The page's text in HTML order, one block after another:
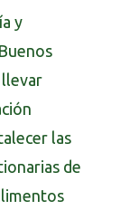
y
llevar
las
de